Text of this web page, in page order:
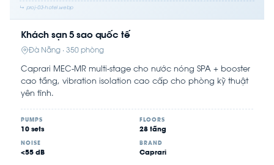
↳ proj-03-hotel.webp
Khách sạn 5 sao quốc tế
Đà Nẵng · 350 phòng
Caprari MEC-MR multi-stage cho nước nóng SPA + booster
cao tầng, vibration isolation cao cấp cho phòng kỹ thuật
yên tĩnh.
PUMPS
10 sets
FLOORS
28 tầng
NOISE
<55 dB
BRAND
Caprari